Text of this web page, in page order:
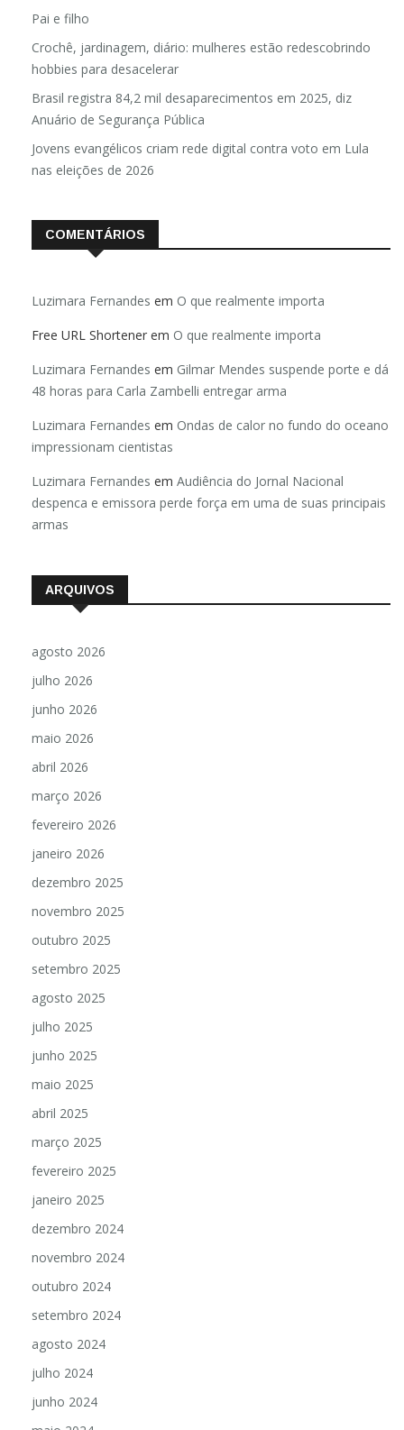
Pai e filho
Crochê, jardinagem, diário: mulheres estão redescobrindo
hobbies para desacelerar
Brasil registra 84,2 mil desaparecimentos em 2025, diz
Anuário de Segurança Pública
Jovens evangélicos criam rede digital contra voto em Lula
nas eleições de 2026
COMENTÁRIOS
Luzimara Fernandes em O que realmente importa
Free URL Shortener em O que realmente importa
Luzimara Fernandes em Gilmar Mendes suspende porte e dá
48 horas para Carla Zambelli entregar arma
Luzimara Fernandes em Ondas de calor no fundo do oceano
impressionam cientistas
Luzimara Fernandes em Audiência do Jornal Nacional
despenca e emissora perde força em uma de suas principais
armas
ARQUIVOS
agosto 2026
julho 2026
junho 2026
maio 2026
abril 2026
março 2026
fevereiro 2026
janeiro 2026
dezembro 2025
novembro 2025
outubro 2025
setembro 2025
agosto 2025
julho 2025
junho 2025
maio 2025
abril 2025
março 2025
fevereiro 2025
janeiro 2025
dezembro 2024
novembro 2024
outubro 2024
setembro 2024
agosto 2024
julho 2024
junho 2024